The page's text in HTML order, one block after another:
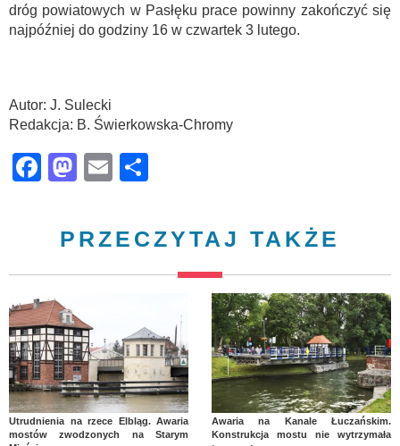
dróg powiatowych w Pasłęku prace powinny zakończyć się
najpóźniej do godziny 16 w czwartek 3 lutego.
Autor: J. Sulecki
Redakcja: B. Świerkowska-Chromy
Facebook
Mastodon
Email
PRZECZYTAJ TAKŻE
Utrudnienia na rzece Elbląg. Awaria
mostów zwodzonych na Starym
Awaria na Kanale Łuczańskim.
Konstrukcja mostu nie wytrzymała